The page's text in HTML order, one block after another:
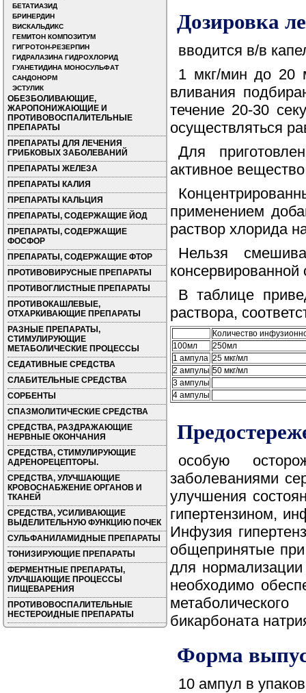
БЕТАТИАЗИД
БРИНЕРДИН
ВИСКАЛЬДИКС
ГЕМИТОН КОМПОЗИТУМ
ГИГРОТОН-РЕЗЕРПИН
ГИДРАЛАЗИНА ГИДРОХЛОРИД
ГУАНЕТИДИНА МОНОСУЛЬФАТ
САНДОНОРМ
ЭСТУЛИК
ОБЕЗБОЛИВАЮЩИЕ,
ЖАРОПОНИЖАЮЩИЕ И
ПРОТИВОВОСПАЛИТЕЛЬНЫЕ
ПРЕПАРАТЫ
ПРЕПАРАТЫ ДЛЯ ЛЕЧЕНИЯ
ГРИБКОВЫХ ЗАБОЛЕВАНИЙ
ПРЕПАРАТЫ ЖЕЛЕЗА
ПРЕПАРАТЫ КАЛИЯ
ПРЕПАРАТЫ КАЛЬЦИЯ
ПРЕПАРАТЫ, СОДЕРЖАЩИЕ ЙОД
ПРЕПАРАТЫ, СОДЕРЖАЩИЕ
ФОСФОР
ПРЕПАРАТЫ, СОДЕРЖАЩИЕ ФТОР
ПРОТИВОВИРУСНЫЕ ПРЕПАРАТЫ
ПРОТИВОГЛИСТНЫЕ ПРЕПАРАТЫ
ПРОТИВОКАШЛЕВЫЕ,
ОТХАРКИВАЮЩИЕ ПРЕПАРАТЫ
РАЗНЫЕ ПРЕПАРАТЫ,
СТИМУЛИРУЮЩИЕ
МЕТАБОЛИЧЕСКИЕ ПРОЦЕССЫ
СЕДАТИВНЫЕ СРЕДСТВА
СЛАБИТЕЛЬНЫЕ СРЕДСТВА
СОРБЕНТЫ
СПАЗМОЛИТИЧЕСКИЕ СРЕДСТВА
СРЕДСТВА, РАЗДРАЖАЮЩИЕ
НЕРВНЫЕ ОКОНЧАНИЯ
СРЕДСТВА, СТИМУЛИРУЮЩИЕ
АДРЕНОРЕЦЕПТОРЫ.
СРЕДСТВА, УЛУЧШАЮЩИЕ
КРОВОСНАБЖЕНИЕ ОРГАНОВ И
ТКАНЕЙ
СРЕДСТВА, УСИЛИВАЮЩИЕ
ВЫДЕЛИТЕЛЬНУЮ ФУНКЦИЮ ПОЧЕК
СУЛЬФАНИЛАМИДНЫЕ ПРЕПАРАТЫ
ТОНИЗИРУЮЩИЕ ПРЕПАРАТЫ
ФЕРМЕНТНЫЕ ПРЕПАРАТЫ,
УЛУЧШАЮЩИЕ ПРОЦЕССЫ
ПИЩЕВАРЕНИЯ
ПРОТИВОВОСПАЛИТЕЛЬНЫЕ
НЕСТЕРОИДНЫЕ ПРЕПАРАТЫ
Дозировка
вводится в/в
1 мкг/мин до 20
вливания
течение 20-30
осуществляться
Для
активное
применением
раствор хлорида
Нельзя
консервированной
В таблице
раствора,
Количество
100мл
250мл
1 ампула 25 мкг/мл
2 ампулы 50 мкг/мл
3 ампулы
4 ампулы
особую
заболеваниями
улучшения
гипертензином,
Инфузия
общепринятые
для
необходимо
бикарбоната
Форма
10 ампул в